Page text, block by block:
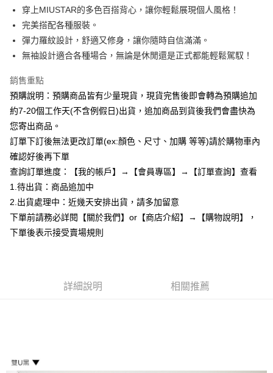
Apple Pay
街口支付
悠遊付
Google Pay
全支付
【關於「AFTEE先享後付」】
AFTEE先享後付是「在收到商品之後才付款」的支付方式。 讓您購物簡單
便利好安心！
１．簡單：不需註冊會員、不需綁卡、不需儲值。
２．便利：只要手機號碼，簡訊認證，即可結帳。
３．安心：先確認商品／服務後，再付款。
１．於結帳方式選擇「AFTEE先享後付」後，將跳轉至「AFTEE先享後付」
ATM／網路銀行／等多元方式進行付款，方視為交易完成。
※ 請注意：結帳手續完成當下不需立刻繳費，但若您需要取消訂單，請聯絡
【注意事項】
ATM付款
運送方式
全家付款取貨
每筆NT$85，滿NT$799(含以上)免運費
宅配
穿上MIUSTAR的多色百搭背心，讓你輕鬆展現個人風格！
完美搭配各種服裝。
彈力羅紋設計，舒適又修身，讓你隨時自信滿滿。
無袖設計適合各種場合，無論是休閒還是正式都能輕鬆駕馭！
銷售重點
預購說明：預購商品皆有少量現貨，現貨完售後即會轉為預購追加
約7-20個工作天(不含例假日)出貨，追加商品到貨後我們會盡快為
您寄出商品。
訂單下訂後無法更改訂單(ex:顏色、尺寸、加購 等等)請於購物車內
確認好後再下單
查詢訂單進度：【我的帳戶】→【會員專區】→【訂單查詢】查看
1.待出貨：商品追加中
2.出貨處理中：近幾天安排出貨，請多加留意
下單前請務必詳閱【關於我們】or【商店介紹】→【購物說明】，
下單後表示接受賣場規則
詳細說明 相關推薦